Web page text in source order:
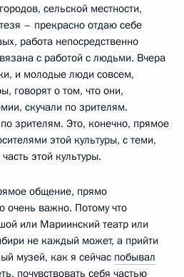
сельской местности,
– прекрасно отдаю себе
работа непосредственно
с работой с людьми. Вчера
и молодые люди совсем,
говорят о том, что они,
скучали по зрителям.
зрителям. Это, конечно, прямое
этой культуры, с теми,
этой культуры.
общение, прямо
очень важно. Потому что
или Мариинский театр или
не каждый может, а прийти
музей, как я сейчас побывал
почувствовать себя частью